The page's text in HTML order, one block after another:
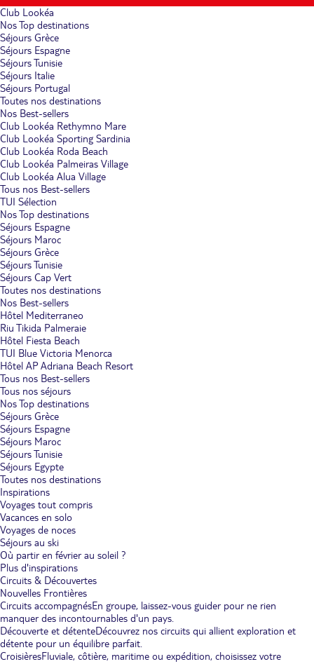
Club Lookéa
Nos Top destinations
Séjours Grèce
Séjours Espagne
Séjours Tunisie
Séjours Italie
Séjours Portugal
Toutes nos destinations
Nos Best-sellers
Club Lookéa Rethymno Mare
Club Lookéa Sporting Sardinia
Club Lookéa Roda Beach
Club Lookéa Palmeiras Village
Club Lookéa Alua Village
Tous nos Best-sellers
TUI Sélection
Nos Top destinations
Séjours Espagne
Séjours Maroc
Séjours Grèce
Séjours Tunisie
Séjours Cap Vert
Toutes nos destinations
Nos Best-sellers
Hôtel Mediterraneo
Riu Tikida Palmeraie
Hôtel Fiesta Beach
TUI Blue Victoria Menorca
Hôtel AP Adriana Beach Resort
Tous nos Best-sellers
Tous nos séjours
Nos Top destinations
Séjours Grèce
Séjours Espagne
Séjours Maroc
Séjours Tunisie
Séjours Egypte
Toutes nos destinations
Inspirations
Voyages tout compris
Vacances en solo
Voyages de noces
Séjours au ski
Où partir en février au soleil ?
Plus d'inspirations
Circuits & Découvertes
Nouvelles Frontières
Circuits accompagnésEn groupe, laissez-vous guider pour ne rien
manquer des incontournables d'un pays.
Découverte et détenteDécouvrez nos circuits qui allient exploration et
détente pour un équilibre parfait.
CroisièresFluviale, côtière, maritime ou expédition, choisissez votre